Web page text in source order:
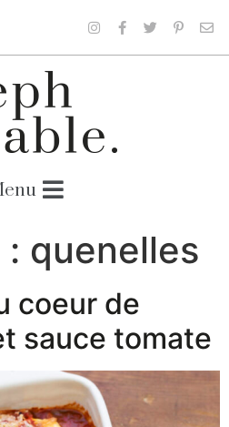
quenelles
coeur de
sauce tomate